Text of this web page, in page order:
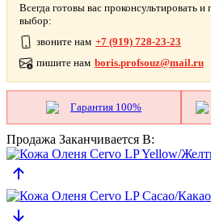
Всегда готовы вас проконсультировать
выбор:
звоните нам +7 (919) 728-23-23
пишите нам boris.profsouz@mail.ru
Гарантия 100%
Продажа Заканчивается В: